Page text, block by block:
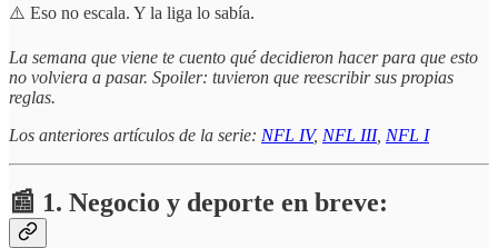
⚠️ Eso no escala. Y la liga lo sabía.
La semana que viene te cuento qué decidieron hacer para que esto
no volviera a pasar. Spoiler: tuvieron que reescribir sus propias
reglas.
Los anteriores artículos de la serie: NFL IV, NFL III, NFL I
📰 1. Negocio y deporte en breve: